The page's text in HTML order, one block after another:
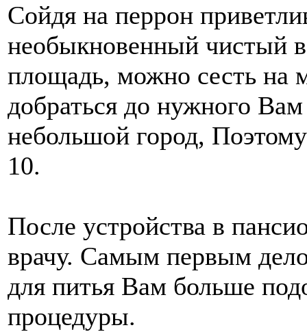
Сойдя на перрон
необыкновенный чистый
площадь, можно сесть на
добраться до нужного
небольшой город,
10.
После устройства в
врачу. Самым первым
для питья Вам больше
процедуры.